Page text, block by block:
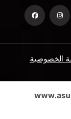
الخصوصية
الشائعة